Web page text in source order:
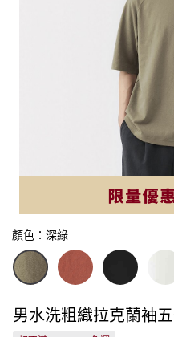
顏色：深綠
男水洗粗織拉克蘭袖